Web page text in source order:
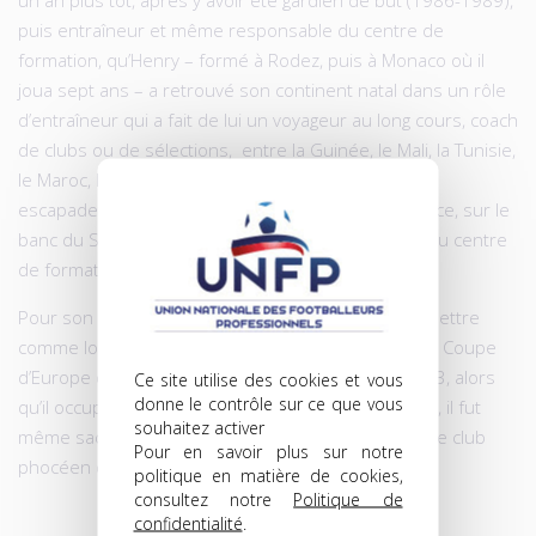
Ce site utilise des cookies et vous
donne le contrôle sur ce que vous
souhaitez activer
Pour en savoir plus sur notre
politique en matière de cookies,
consultez notre Politique de
confidentialité
puis entraîneur et même responsable du centre de
formation, qu’Henry – formé à Rodez, puis à Monaco où il
joua sept ans – a retrouvé son continent natal dans un rôle
d’entraîneur qui a fait de lui un voyageur au long cours, coach
de clubs ou de sélections, entre la Guinée, le Mali, la Tunisie,
le Maroc, les Émirats, le Togo, l’Algérie et quelques
escapades en Europe (FC Sion) et bien sûr en France, sur le
banc du SC Sedan ou d’Istres, ou encore à la tête du centre
de formation de Montpellier.
Pour son métier, sa passion, son besoin de transmettre
comme lorsqu’il participa à l’épopée marseillaise en Coupe
d’Europe des clubs champions et la victoire en 1993, alors
qu’il occupait le poste d’entraîneur-adjoint. En 1995, il fut
même sacré champion de Deuxième Division avec le club
phocéen dont il était devenu le coach…